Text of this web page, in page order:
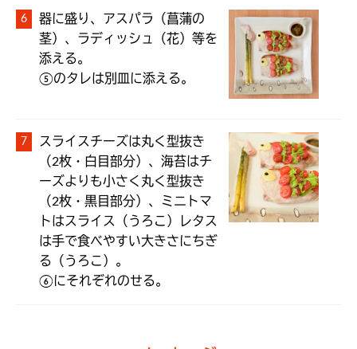
器に盛り、アスパラ（菖蒲の
茎）、ラディッシュ（花）等を
添える。
⑤のタレは別皿に添える。
スライスチーズは丸く型抜き
（2枚・白目部分）、海苔はチ
ーズよりも小さく丸く型抜き
（2枚・黒目部分）、ミニトマ
トはスライス（うろこ）レタス
は手で食べやすい大きさにちぎ
る（うろこ）。
⑥にそれぞれのせる。